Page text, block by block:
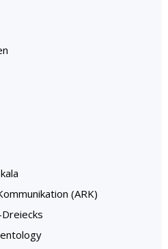
(ARK)